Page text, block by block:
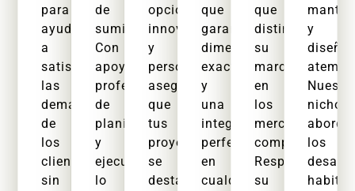
para
ayudarlo
a
satisfacer
las
demandas
de
los
clientes
sin
de
suministro.
Con
apoyo
profesional
de
planificación
y
ejecución,
lo
opciones
innovadoras
y
personalizables,
asegurando
que
tus
proyectos
se
destaquen
que
garantiza
dimensiones
exactas
y
una
integración
perfecta
en
cualquier
que
distinguen
su
marca
en
los
mercados
competitivos.
Respaldamos
su
y
diseño
nichos
los